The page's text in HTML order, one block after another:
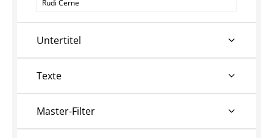
Untertitel
Texte
Master-Filter